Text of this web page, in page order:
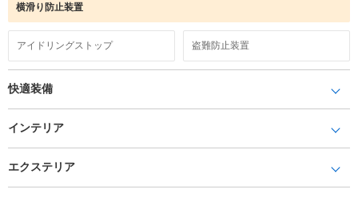
横滑り防止装置
アイドリングストップ 盗難防止装置
快適装備
インテリア
エクステリア